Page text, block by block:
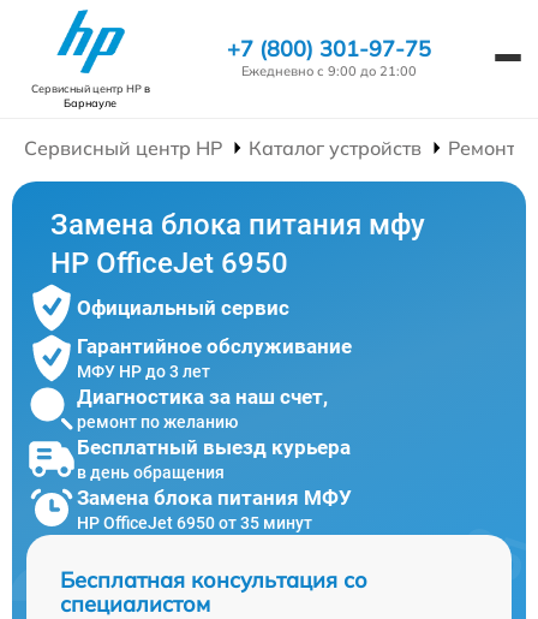
Сервисный центр HPв
Барнауле
+7 (800) 301-97-75
Ежедневно с 9:00 до 21:00
Сервисный центр HP Каталог устройств Ремонт
Замена блока питания мфу
HP OfficeJet 6950
Официальный сервис
Гарантийное обслуживание
МФУ HP до 3 лет
Диагностика за наш счет,
ремонт по желанию
Бесплатный выезд курьера
в день обращения
Замена блока питания МФУ
HP OfficeJet 6950 от 35 минут
Бесплатная консультация со
специалистом